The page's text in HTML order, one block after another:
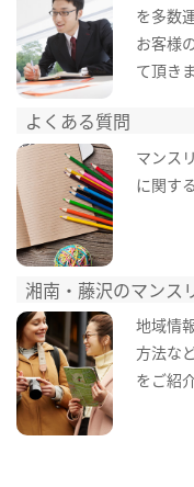
を多数
お客様
て頂き
よくある質問
マンス
に関す
湘南・藤沢のマンス
地域情
方法な
をご紹